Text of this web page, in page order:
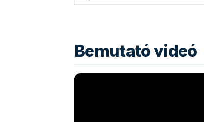
Bemutató videó